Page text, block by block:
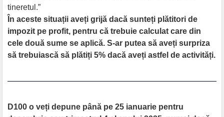
tineretul.”
În aceste situații aveți grijă dacă sunteți plătitori de
impozit pe profit, pentru că trebuie calculat care din
cele două sume se aplică. S-ar putea să aveți surpriza
să trebuiască să plătiți 5% dacă aveți astfel de activități.
D100 o veți depune până pe 25 ianuarie pentru